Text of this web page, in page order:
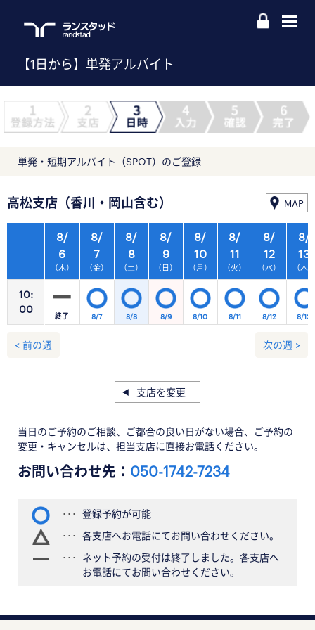
【1日から】単発アルバイト
単発・短期アルバイト（SPOT）のご登録
高松支店（香川・岡山含む） MAP
10:
00
8/
6
（木）
8/
7
（金）
8/
8
（土）
8/
9
（日）
8/
10
（月）
8/
11
（火）
8/
12
（水）
終了 8/7 8/8 8/9 8/10 8/11 8/12
8/
13
（木）
8/13
< 前の週 次の週 >
支店を変更
当日のご予約のご相談、ご都合の良い日がない場合、ご予約の
変更・キャンセルは、担当支店に直接お電話ください。
お問い合わせ先： 050-1742-7234
登録予約が可能
各支店へお電話にてお問い合わせください。
ネット予約の受付は終了しました。各支店へ
お電話にてお問い合わせください。